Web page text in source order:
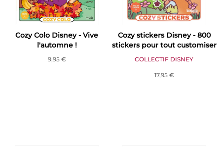
Cozy Colo Disney - Vive
l'automne !
9,95 €
Cozy stickers Disney - 800
stickers pour tout customiser
COLLECTIF DISNEY
17,95 €